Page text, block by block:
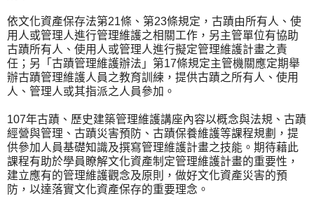
依文化資產保存法第21條、第23條規定，古蹟由所有人、使
用人或管理人進行管理維護之相關工作，另主管單位有協助
古蹟所有人、使用人或管理人進行擬定管理維護計畫之責
任；另「古蹟管理維護辦法」第17條規定主管機關應定期舉
辦古蹟管理維護人員之教育訓練，提供古蹟之所有人、使用
人、管理人或其指派之人員參加。
107年古蹟、歷史建築管理維護講座內容以概念與法規、古蹟
經營與管理、古蹟災害預防、古蹟保養維護等課程規劃，提
供參加人員基礎知識及撰寫管理維護計畫之技能。期待藉此
課程有助於學員瞭解文化資產制定管理維護計畫的重要性，
建立應有的管理維護觀念及原則，做好文化資產災害的預
防，以達落實文化資產保存的重要理念。